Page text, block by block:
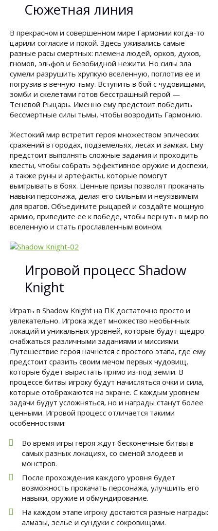
Сюжетная линия
В прекрасном и совершенном мире Гармонии когда-то
царили согласие и покой. Здесь уживались самые
разные расы смертных: племена людей, орков, духов,
гномов, эльфов и безобидной нежити. Но силы зла
сумели разрушить хрупкую вселенную, поглотив ее и
погрузив в вечную тьму. Вступить в бой с чудовищами,
зомби и скелетами готов бесстрашный герой —
Теневой Рыцарь. Именно ему предстоит победить
бессмертные силы тьмы, чтобы возродить Гармонию.
Жестокий мир встретит героя множеством эпических
сражений в городах, подземельях, лесах и замках. Ему
предстоит выполнять сложные задания и проходить
квесты, чтобы собрать эффективное оружие и доспехи,
а также руны и артефакты, которые помогут
выигрывать в боях. Ценные призы позволят прокачать
навыки персонажа, делая его сильным и неуязвимым
для врагов. Объедините рыцарей и создайте мощную
армию, приведите ее к победе, чтобы вернуть в мир во
вселенную и стать прославленным воином.
Игровой процесс Shadow
Knight
Играть в Shadow Knight на ПК достаточно просто и
увлекательно. Игрока ждет множество необычных
локаций и уникальных уровней, которые будут щедро
снабжаться различными заданиями и миссиями.
Путешествие героя начнется с простого этапа, где ему
предстоит сразить своим мечом первых чудовищ,
которые будет вырастать прямо из-под земли. В
процессе битвы игроку будут начисляться очки и сила,
которые отображаются на экране. С каждым уровнем
задачи будут усложняться, но и награды станут более
ценными. Игровой процесс отличается такими
особенностями:
Во время игры героя ждут бесконечные битвы в
самых разных локациях, со сменой злодеев и
монстров.
После прохождения каждого уровня будет
возможность прокачать персонажа, улучшить его
навыки, оружие и обмундирование.
На каждом этапе игроку достаются разные награды:
алмазы, зелье и сундуки с сокровищами.